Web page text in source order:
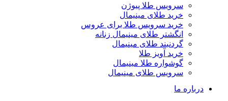
سرویس طلا پیوژن
خرید طلای مینیمال
خرید سرویس طلا برای عروس
انگشتر طلای مینیمال زنانه
گردنبند طلای مینیمال
خرید آویز طلا
گوشواره طلا مینیمال
سرویس طلای مینیمال
درباره ما